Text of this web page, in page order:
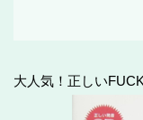
大人気！正しい